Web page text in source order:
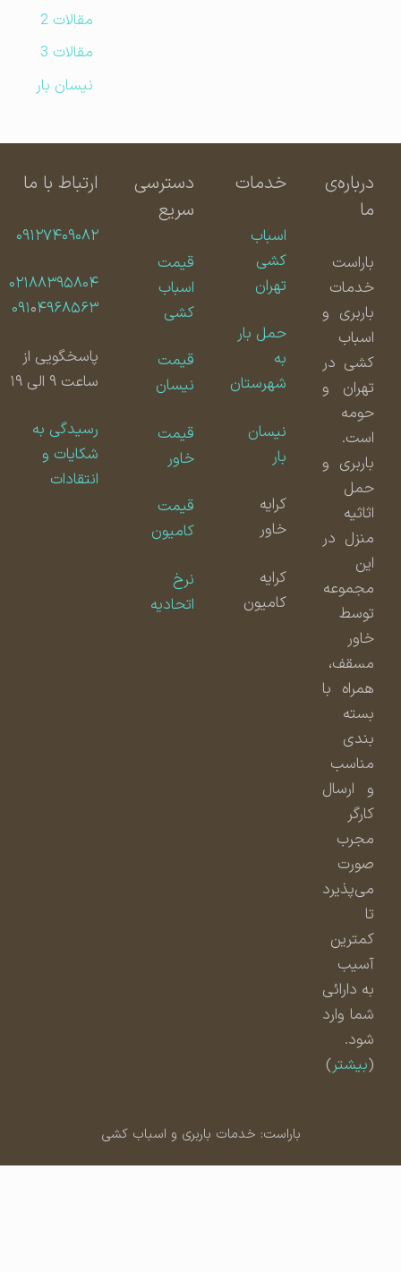
مقالات 2
مقالات 3
نیسان بار
درباره‌ی
باراست
خدمات
باربری و
اسباب
کشی در
تهران و
حومه
است.
باربری و
حمل
اثاثیه
منزل در
مجموعه
توسط
مسقف،
همراه با
بسته
بندی
مناسب
و ارسال
مجرب
صورت
می‌پذیرد
کمترین
آسیب
به دارائی
شما وارد
شود.
بیشتر)
خدمات
اسباب
کشی
تهران
حمل بار
شهرستان
نیسان
کامیون
دسترسی
سریع
قیمت
اسباب
کشی
قیمت
نیسان
قیمت
قیمت
کامیون
اتحادیه
ارتباط با ما
۰۹۱۲۷۴۰۹۰۸۲
۰۲۱۸۸۳۹۵۸۰۴
۰۹۱۰۴۹۶۸۵۶۳
پاسخگویی از
ساعت ۹ الی ۱۹
رسیدگی به
شکایات و
انتقادات
باراست: خدمات باربری و اسباب کشی